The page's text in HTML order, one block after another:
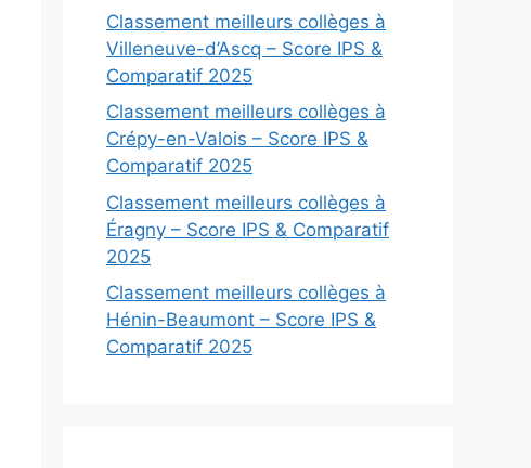
Classement meilleurs collèges à
Villeneuve-d’Ascq – Score IPS &
Comparatif 2025
Classement meilleurs collèges à
Crépy-en-Valois – Score IPS &
Comparatif 2025
Classement meilleurs collèges à
Éragny – Score IPS & Comparatif
2025
Classement meilleurs collèges à
Hénin-Beaumont – Score IPS &
Comparatif 2025